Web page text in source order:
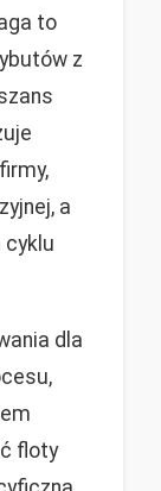
to
z
a
cyklu
dla
floty